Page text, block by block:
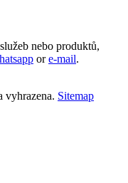
nebo produktů,
ore-mail.
vyhrazena. Sitemap